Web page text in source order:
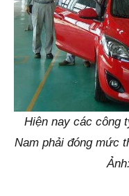
Hiện nay các công
Nam phải đóng mức